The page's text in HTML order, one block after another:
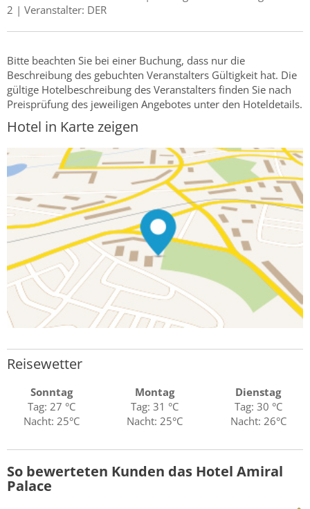
2 | Veranstalter: DER
Bitte beachten Sie bei einer Buchung, dass nur die
Beschreibung des gebuchten Veranstalters Gültigkeit hat. Die
gültige Hotelbeschreibung des Veranstalters finden Sie nach
Preisprüfung des jeweiligen Angebotes unter den Hoteldetails.
Hotel in Karte zeigen
Reisewetter
Sonntag
Tag: 27 °C
Nacht: 25°C
Montag
Tag: 31 °C
Nacht: 25°C
Dienstag
Tag: 30 °C
Nacht: 26°C
So bewerteten Kunden das Hotel Amiral
Palace